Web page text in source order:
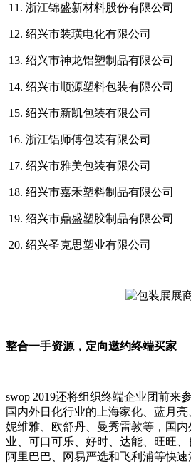
11. 浙江锦盛新材料股份有限公司
12. 绍兴市装璜电化有限公司
13. 绍兴市神龙铝塑制品有限公司
14. 绍兴市顺源塑料包装有限公司
15. 绍兴市新凯包装有限公司
16. 浙江铝师傅包装有限公司
17. 绍兴市雅美包装有限公司
18. 绍兴市嘉禾塑料制品有限公司
19. 绍兴市鼎盛塑胶制品有限公司
20. 绍兴圣克思塑业有限公司
整合一手资源，定向邀约终端买家
swop 2019还将组织终端企业团前来
国内外日化行业的上海家化、蓝月亮
妮维雅、欧舒丹、曼秀雷敦等，国
业、可口可乐、好时、达能、旺旺
阿里巴巴、网易严选和飞利浦等快速